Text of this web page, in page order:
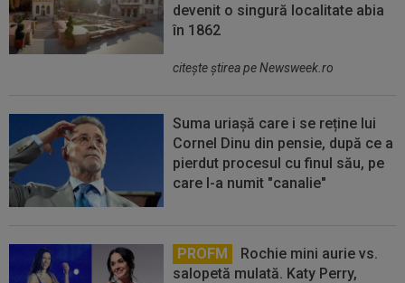
devenit o singură localitate abia
în 1862
citeşte ştirea pe Newsweek.ro
Suma uriașă care i se reține lui
Cornel Dinu din pensie, după ce a
pierdut procesul cu finul său, pe
care l-a numit "canalie"
PROFM
Rochie mini aurie vs.
salopetă mulată. Katy Perry,